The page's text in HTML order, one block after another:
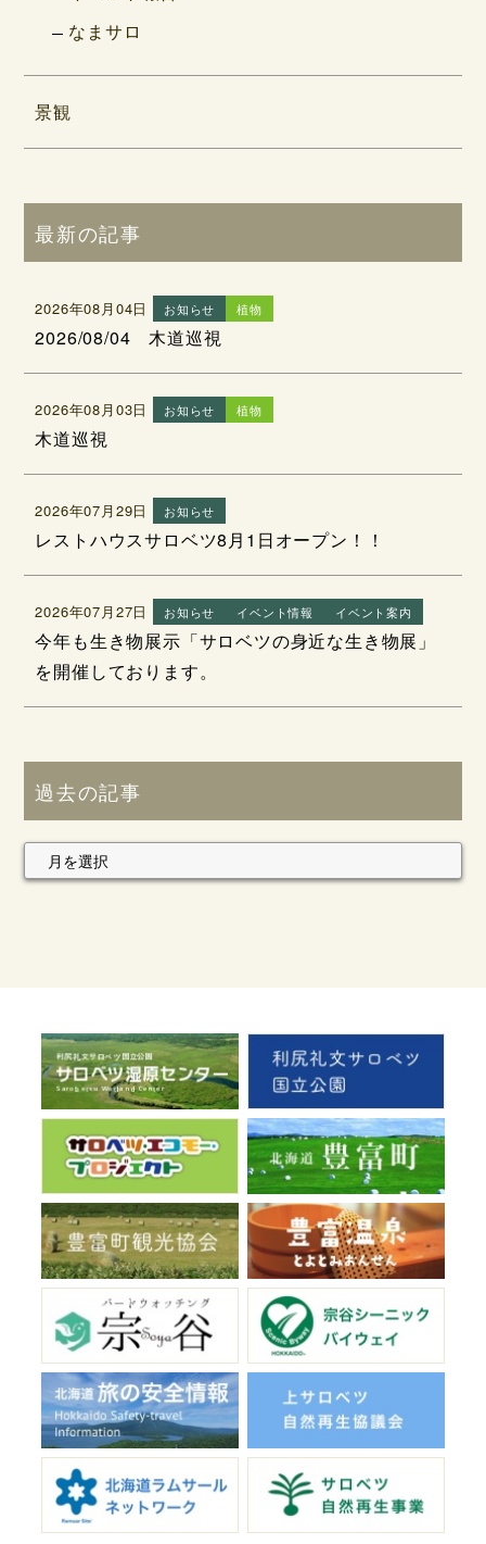
なまサロ
景観
最新の記事
2026年08月04日 お知らせ 植物
2026/08/04 木道巡視
2026年08月03日 お知らせ 植物
木道巡視
2026年07月29日 お知らせ
レストハウスサロベツ8月1日オープン！！
2026年07月27日 お知らせ イベント情報 イベント案内
今年も生き物展示「サロベツの身近な生き物展」
を開催しております。
過去の記事